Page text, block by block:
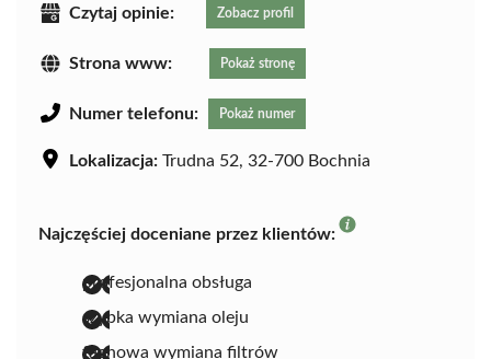
Czytaj opinie: Zobacz profil
Strona www: Pokaż stronę
Numer telefonu: Pokaż numer
Lokalizacja: Trudna 52, 32-700 Bochnia
Najczęściej doceniane przez klientów:
profesjonalna obsługa
szybka wymiana oleju
fachowa wymiana filtrów